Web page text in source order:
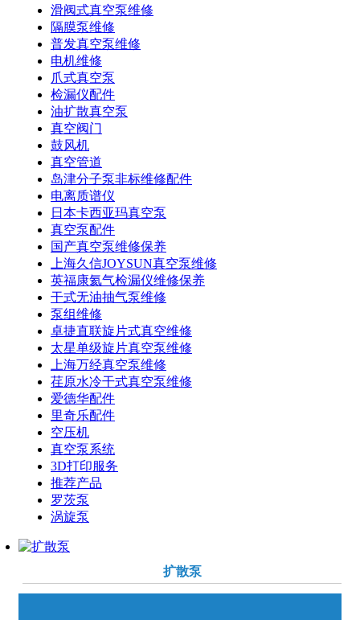
滑阀式真空泵维修
隔膜泵维修
普发真空泵维修
电机维修
爪式真空泵
检漏仪配件
油扩散真空泵
真空阀门
鼓风机
真空管道
岛津分子泵非标维修配件
电离质谱仪
日本卡西亚玛真空泵
真空泵配件
国产真空泵维修保养
上海久信JOYSUN真空泵维修
英福康氦气检漏仪维修保养
干式无油抽气泵维修
泵组维修
卓捷直联旋片式真空维修
太星单级旋片真空泵维修
上海万经真空泵维修
荏原水冷干式真空泵维修
爱德华配件
里奇乐配件
空压机
真空泵系统
3D打印服务
推荐产品
罗茨泵
涡旋泵
扩散泵